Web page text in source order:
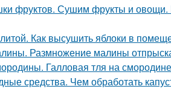
фруктов. Сушим фрукты и овощи.
Как высушить яблоки в
Размножение малины
Галловая тля на смородине
средства. Чем обработать